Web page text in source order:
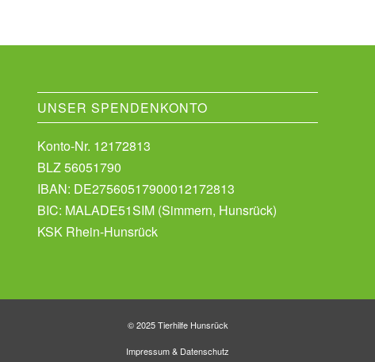
UNSER SPENDENKONTO
Konto-Nr. 12172813
BLZ 56051790
IBAN: DE27560517900012172813
BIC: MALADE51SIM (Simmern, Hunsrück)
KSK Rhein-Hunsrück
© 2025 Tierhilfe Hunsrück
Impressum& Datenschutz